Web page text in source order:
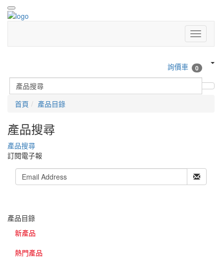
詢價車 0
首頁 產品目錄
產品搜尋
產品搜尋
訂閱電子報
產品目錄
新產品
熱門產品